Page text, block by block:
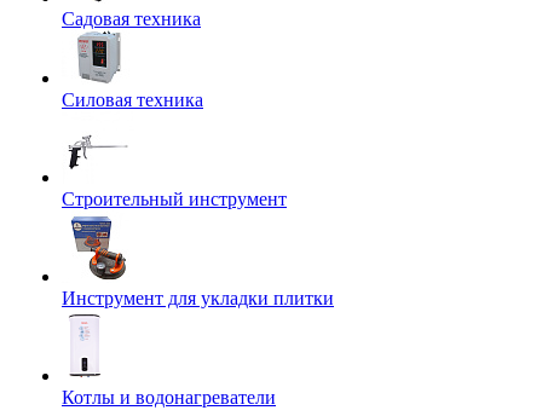
Садовая техника
Силовая техника
Строительный инструмент
Инструмент для укладки плитки
Котлы и водонагреватели